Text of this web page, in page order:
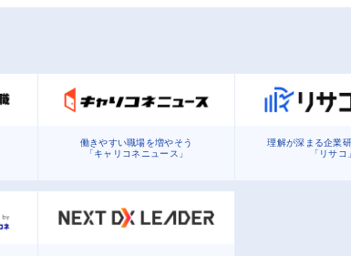
働きやすい職場を増やそう
「キャリコネニュース」
理解が深まる企業
「リサコ」